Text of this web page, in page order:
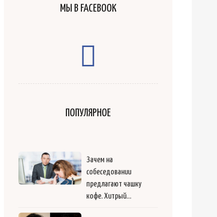
МЫ В FACEBOOK
ПОПУЛЯРНОЕ
Зачем на
собеседовании
предлагают чашку
кофе. Хитрый…